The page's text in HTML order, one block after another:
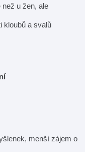
u žen, ale
kloubů a svalů
menší zájem o